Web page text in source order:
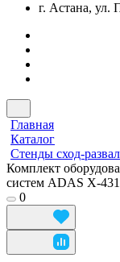
г. Астана, ул.
Главная
Каталог
Стенды сход-развал
Комплект
систем ADAS X-
0